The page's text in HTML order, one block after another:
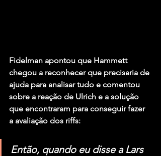
Fidelman apontou que Hammett
chegou a reconhecer que precisaria de
ajuda para analisar tudo e comentou
sobre a reação de Ulrich e a solução
que encontraram para conseguir fazer
a avaliação dos riffs:
Então, quando eu disse a Lars